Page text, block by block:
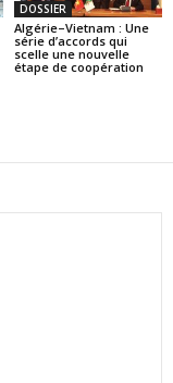
DOSSIER
Algérie–Vietnam : Une
série d’accords qui
scelle une nouvelle
étape de coopération